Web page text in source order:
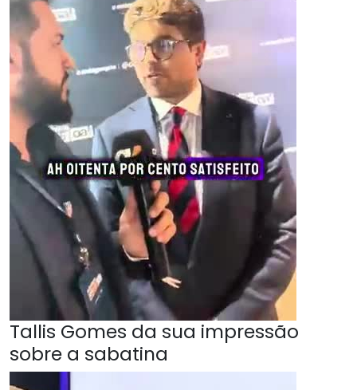
Tallis Gomes da sua impressão
sobre a sabatina